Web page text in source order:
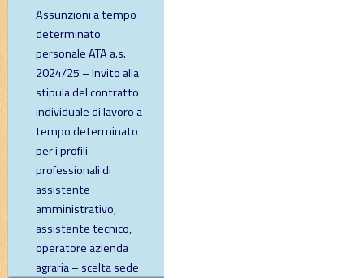
Assunzioni a tempo
determinato
personale ATA a.s.
2024/25 – Invito alla
stipula del contratto
individuale di lavoro a
tempo determinato
per i profili
professionali di
assistente
amministrativo,
assistente tecnico,
operatore azienda
agraria – scelta sede